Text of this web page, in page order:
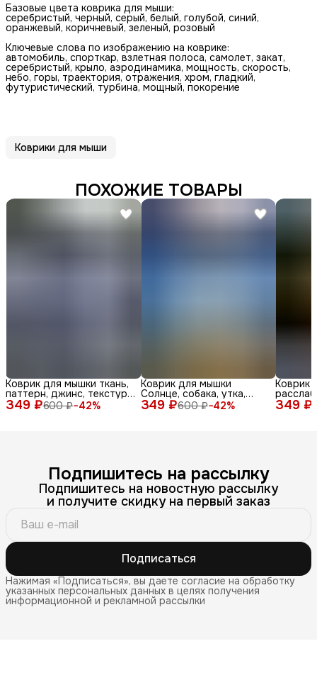
Базовые цвета коврика для мыши:
серебристый, черный, серый, белый, голубой, синий,
оранжевый, коричневый, зеленый, розовый
Ключевые слова по изображению на коврике:
автомобиль, спорткар, взлетная полоса, самолет, закат,
серебристый, крыло, аэродинамика, мощность, скорость,
небо, горы, траектория, отражения, хром, гладкий,
футуристический, турбина, мощный, покорение
Коврики для мыши
ПОХОЖИЕ ТОВАРЫ
349 ₽600 ₽−42%
Коврик для мышки ткань,
паттерн, джинс, текстура,
синий, бел 349 ₽600 ₽−42%
Коврик для мышки
Солнце, собака, утка,
очки, море, доска, ле 349 ₽
Коврик
Подпишитесь на рассылку
Подпишитесь на новостную рассылку
и получите скидку на первый заказ
Подписаться
Нажимая «Подписаться», вы даете согласие на обработку
указанных персональных данных в целях получения
информационной и рекламной рассылки